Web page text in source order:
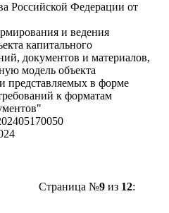
Российской Федерации от
и ведения
капитального
документов и материалов,
модель объекта
представляемых в форме
к форматам
Страница №9из 12: